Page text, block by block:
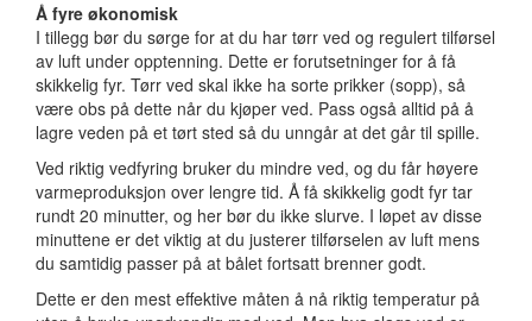
Å fyre økonomisk
I tillegg bør du sørge for at du har tørr ved og regulert tilførsel
av luft under opptenning. Dette er forutsetninger for å få
skikkelig fyr. Tørr ved skal ikke ha sorte prikker (sopp), så
være obs på dette når du kjøper ved. Pass også alltid på å
lagre veden på et tørt sted så du unngår at det går til spille.
Ved riktig vedfyring bruker du mindre ved, og du får høyere
varmeproduksjon over lengre tid. Å få skikkelig godt fyr tar
rundt 20 minutter, og her bør du ikke slurve. I løpet av disse
minuttene er det viktig at du justerer tilførselen av luft mens
du samtidig passer på at bålet fortsatt brenner godt.
Dette er den mest effektive måten å nå riktig temperatur på